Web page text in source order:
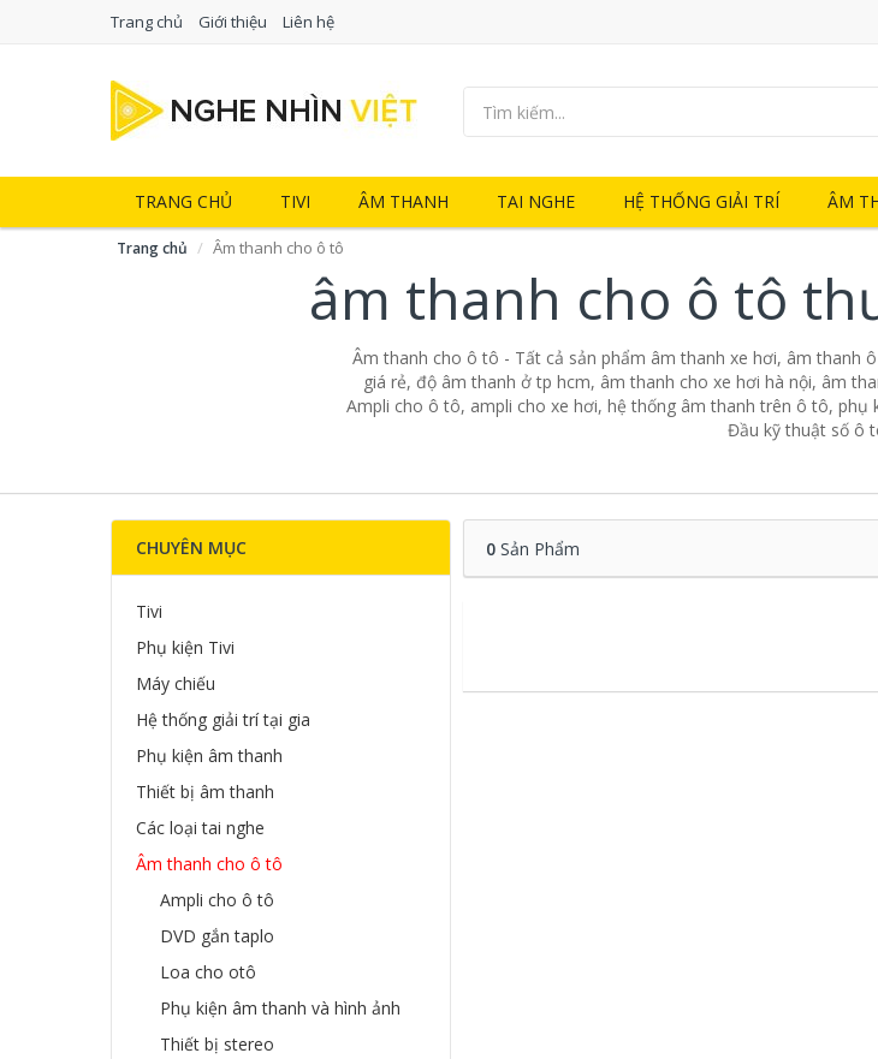
Trang chủ Giới thiệu Liên hệ
TRANG CHỦ TIVI ÂM THANH TAI NGHE HỆ THỐNG GIẢI TRÍ ÂM
Trang chủ Âm thanh cho ô tô
âm thanh cho ô tô
Âm thanh cho ô tô - Tất cả sản phẩm âm thanh xe hơi, âm thanh
giá rẻ, độ âm thanh ở tp hcm, âm thanh cho xe hơi hà nội, âm
Ampli cho ô tô, ampli cho xe hơi, hệ thống âm thanh trên ô tô,
Đầu kỹ thuật số ô
CHUYÊN MỤC
Tivi
Phụ kiện Tivi
Máy chiếu
Hệ thống giải trí tại gia
Phụ kiện âm thanh
Thiết bị âm thanh
Các loại tai nghe
Âm thanh cho ô tô
Ampli cho ô tô
DVD gắn taplo
Loa cho otô
Phụ kiện âm thanh và hình ảnh
Thiết bị stereo
0Sản Phẩm